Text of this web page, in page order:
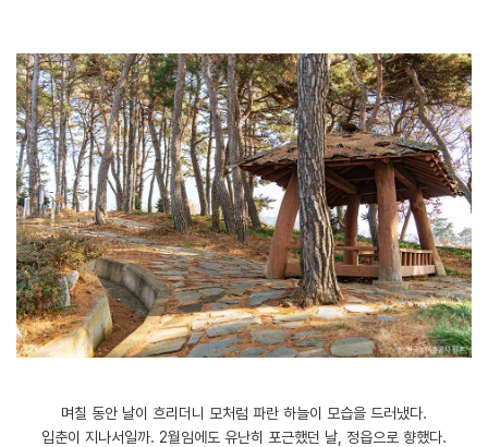
며칠 동안 날이 흐리더니 모처럼 파란 하늘이 모습을 드러냈다.
입춘이 지나서일까. 2월임에도 유난히 포근했던 날, 정읍으로 향했다.